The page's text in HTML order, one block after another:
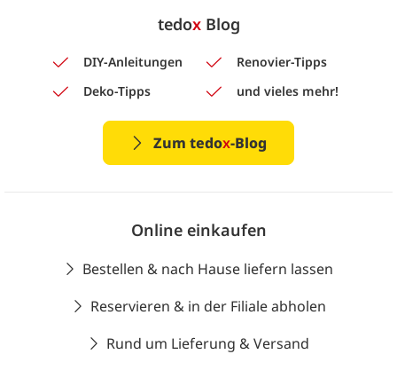
tedoxBlog
DIY-Anleitungen
Renovier-Tipps
Deko-Tipps
und vieles mehr!
Zum tedox-Blog
Online einkaufen
Bestellen & nach Hause liefern lassen
Reservieren & in der Filiale abholen
Rund um Lieferung & Versand